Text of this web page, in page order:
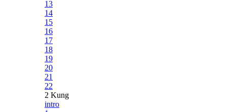
13
14
15
16
17
18
19
20
21
22
2 Kung
intro